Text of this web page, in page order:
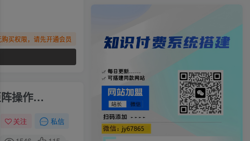
购买权限，请先开通会员
阵操作…
关注 私信